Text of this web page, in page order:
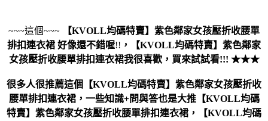
~~~這個~~~
【KVOLL均碼特賣】紫色鄰家女孩壓折收腰單
排扣連衣裙 好像還不錯喔!! ，
【KVOLL均碼特賣】紫色鄰家
女孩壓折收腰單排扣連衣裙我很喜歡，買來試試看!!! ★★★
很多人很推薦這個【KVOLL均碼特賣】紫色鄰家女孩壓折收
腰單排扣連衣裙，一些知識+問與答也是大推【KVOLL均碼
特賣】紫色鄰家女孩壓折收腰單排扣連衣裙，【KVOLL均碼